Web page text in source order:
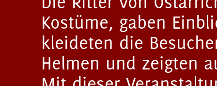
Kostüme, gaben
kleideten die
Helmen und zeigten